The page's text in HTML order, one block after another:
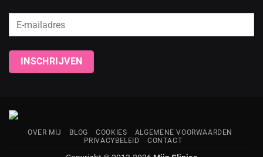
OVER MIJ BLOG COOKIES
ALGEMENE VOORWAARDEN
PRIVACYBELEID
CONTACT